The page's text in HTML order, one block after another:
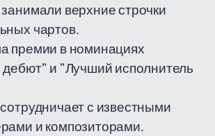
верхние строчки
чартов.
премии в номинациях
и "Лучший исполнитель
с известными
и композиторами.